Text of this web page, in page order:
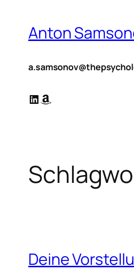
springenAnton
LinkedIn
Amazon
Deine